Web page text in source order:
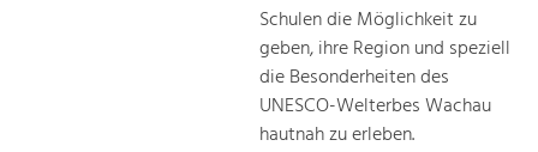
Schulen die Möglichkeit zu
geben, ihre Region und speziell
die Besonderheiten des
UNESCO-Welterbes Wachau
hautnah zu erleben.